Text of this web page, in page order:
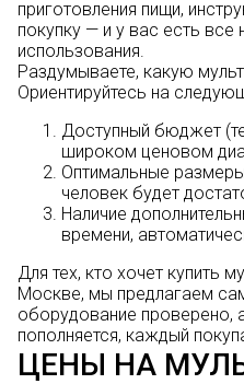
приготовления пищи,
покупку — и у вас есть
использования.
Раздумываете, какую
Ориентируйтесь на
Доступный бюджет
широком ценовом
Оптимальные
человек будет
Наличие
времени,
Для тех, кто хочет купить
Москве, мы предлагаем
оборудование проверено,
пополняется, каждый
ЦЕНЫ НА